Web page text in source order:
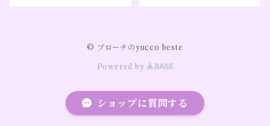
ルドカラー
© ブローチのyucco beste
Powered by
ショップに質問する